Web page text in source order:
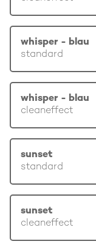
whisper - blau
standard
whisper - blau
cleaneffect
sunset
standard
sunset
cleaneffect